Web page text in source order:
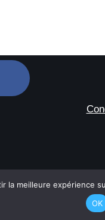
la meilleure expérience
OK